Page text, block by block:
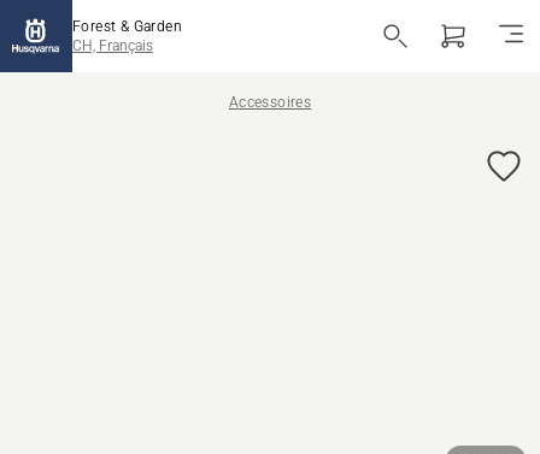
Forest & Garden
CH, Français
Accessoires